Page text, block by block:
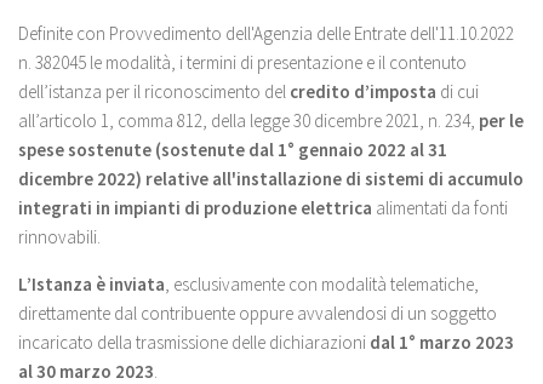
Definite con Provvedimento dell'Agenzia delle Entrate dell'11.10.2022
n. 382045 le modalità, i termini di presentazione e il contenuto
dell’istanza per il riconoscimento del credito d’imposta di cui
all’articolo 1, comma 812, della legge 30 dicembre 2021, n. 234, per le
spese sostenute (sostenute dal 1° gennaio 2022 al 31
dicembre 2022) relative all'installazione di sistemi di accumulo
integrati in impianti di produzione elettrica alimentati da fonti
rinnovabili.
L’Istanza è inviata, esclusivamente con modalità telematiche,
direttamente dal contribuente oppure avvalendosi di un soggetto
incaricato della trasmissione delle dichiarazioni dal 1° marzo 2023
al 30 marzo 2023.